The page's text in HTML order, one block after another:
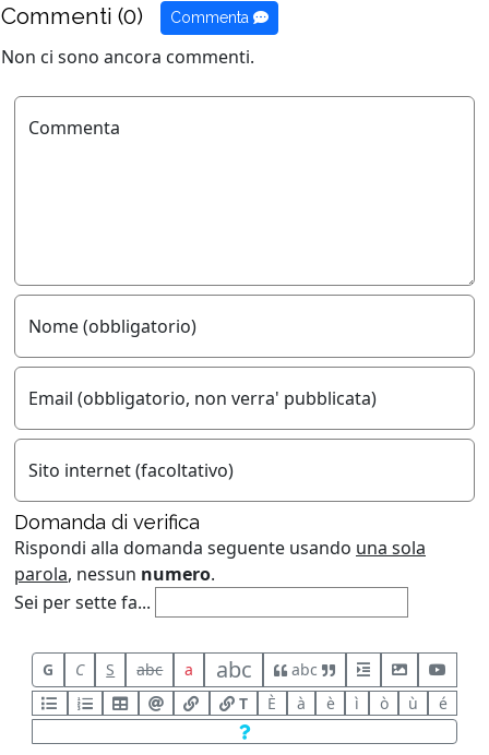
Commenti (0) Commenta
Non ci sono ancora commenti.
Commenta
Nome (obbligatorio)
Email (obbligatorio, non verra' pubblicata)
Sito internet (facoltativo)
Domanda di verifica
Rispondi alla domanda seguente usando una sola
parola, nessun numero.
Sei per sette fa...
G C S abc a abc
abc
T
È à è ì ò ù é